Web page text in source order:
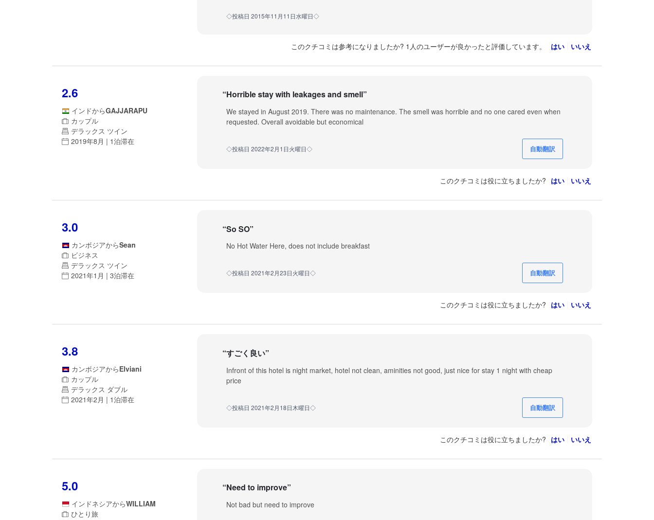
◇投稿日 2015年11月11日水曜日◇
このクチコミは参考になりましたか? 1人のユーザーが良かったと評価しています。 はい いいえ
2.6
インドからGAJJARAPU
カップル
デラックス ツイン
2019年8月 | 1泊滞在
“Horrible stay with leakages and smell”
We stayed in August 2019. There was no maintenance. The smell was horrible and no one cared even when
requested. Overall avoidable but economical
◇投稿日 2022年2月1日火曜日◇ 自動翻訳
このクチコミは役に立ちましたか? はい いいえ
3.0
カンボジアからSean
ビジネス
デラックス ツイン
2021年1月 | 3泊滞在
“So SO”
No Hot Water Here, does not include breakfast
◇投稿日 2021年2月23日火曜日◇ 自動翻訳
このクチコミは役に立ちましたか? はい いいえ
3.8
カンボジアからElviani
カップル
デラックス ダブル
2021年2月 | 1泊滞在
“すごく良い”
Infront of this hotel is night market, hotel not clean, aminities not good, just nice for stay 1 night with cheap
price
◇投稿日 2021年2月18日木曜日◇ 自動翻訳
このクチコミは役に立ちましたか? はい いいえ
5.0
インドネシアからWILLIAM
ひとり旅
“Need to improve”
Not bad but need to improve